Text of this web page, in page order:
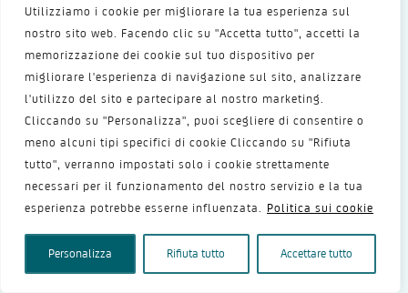
Utilizziamo i cookie per migliorare la tua esperienza sul
nostro sito web. Facendo clic su "Accetta tutto", accetti la
memorizzazione dei cookie sul tuo dispositivo per
migliorare l'esperienza di navigazione sul sito, analizzare
l'utilizzo del sito e partecipare al nostro marketing.
Cliccando su "Personalizza", puoi scegliere di consentire o
meno alcuni tipi specifici di cookie Cliccando su "Rifiuta
tutto", verranno impostati solo i cookie strettamente
necessari per il funzionamento del nostro servizio e la tua
esperienza potrebbe esserne influenzata. Politica sui cookie
Personalizza Rifiuta tutto Accettare tutto
Dott.ssa Gioffre' Mariagrazia Aurelia
Dott.ssa Giordanelli Emanuela
Dott.ssa Giordano Marina
Giovarruscio Mauro
Dr. Giovinazzi Roberto Domenico
Dott.ssa Goldoni Alessia
Dr. Grandi Giovanni